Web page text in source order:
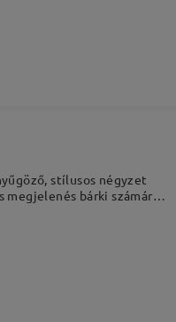
stílusos négyzet
bárki számára,
színválaszték lehetővé